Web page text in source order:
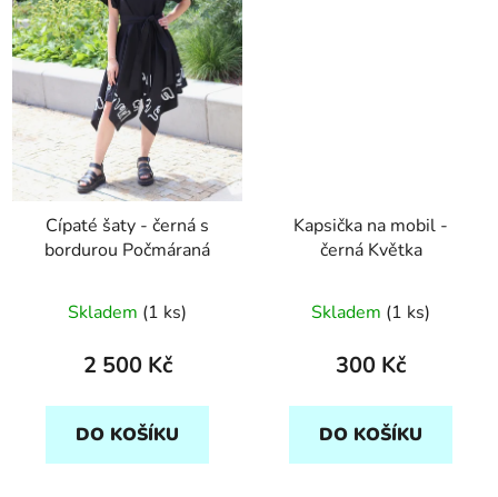
Cípaté šaty - černá s
bordurou Počmáraná
Skladem (1 ks)
2 500 Kč
DO KOŠÍKU
Kapsička na mobil -
černá Květka
Skladem (1 ks)
300 Kč
DO KOŠÍKU